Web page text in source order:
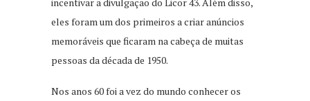
eles foram um dos primeiros a criar anúncios
memoráveis que ficaram na cabeça de muitas
pessoas da década de 1950.
Nos anos 60 foi a vez do mundo conhecer os